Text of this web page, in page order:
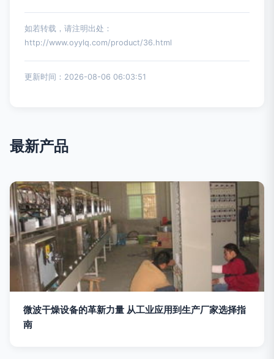
如若转载，请注明出处：
http://www.oyylq.com/product/36.html
更新时间：2026-08-06 06:03:51
最新产品
微波干燥设备的革新力量 从工业应用到生产厂家选择指
南